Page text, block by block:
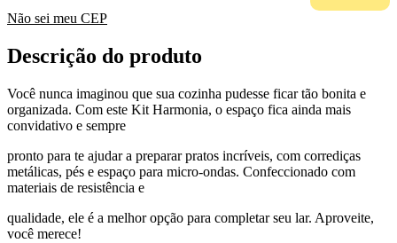
Não sei meu CEP
Descrição do produto
Você nunca imaginou que sua cozinha pudesse ficar tão bonita e
organizada. Com este Kit Harmonia, o espaço fica ainda mais
convidativo e sempre
pronto para te ajudar a preparar pratos incríveis, com corrediças
metálicas, pés e espaço para micro-ondas. Confeccionado com
materiais de resistência e
qualidade, ele é a melhor opção para completar seu lar. Aproveite,
você merece!